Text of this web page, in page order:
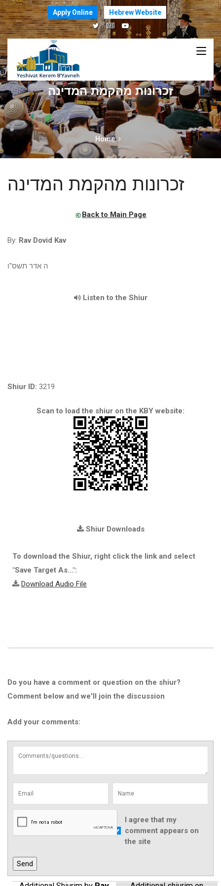
Apply Online Hebrew Website
זכרונות מהקמת המדינה
Home
זכרונות מהקמת המדינה
Back to Main Page
By: Rav Dovid Kav
ה אדר תשס"ו
Listen to the Shiur
Shiur ID: 3219
Scan to load the shiur on the KBY website:
Shiur Downloads
To download the Shiur, right click the link and select
"Save Target As...":
Download Audio File
Do you have a comment or question on the shiur?
Comment below and we'll join the discussion
Add your comments:
I agree that my
comment appears on
the site